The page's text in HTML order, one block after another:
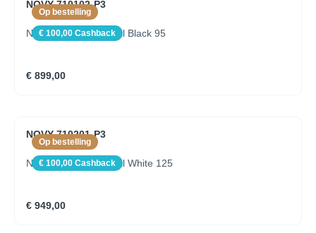
Op bestelling
€ 100,00 Cashback
NOVY 710102-P3
Novy Pendant Mineral Black 95
€ 899,00
Op bestelling
€ 100,00 Cashback
NOVY 710201-P3
Novy Pendant Mineral White 125
€ 949,00